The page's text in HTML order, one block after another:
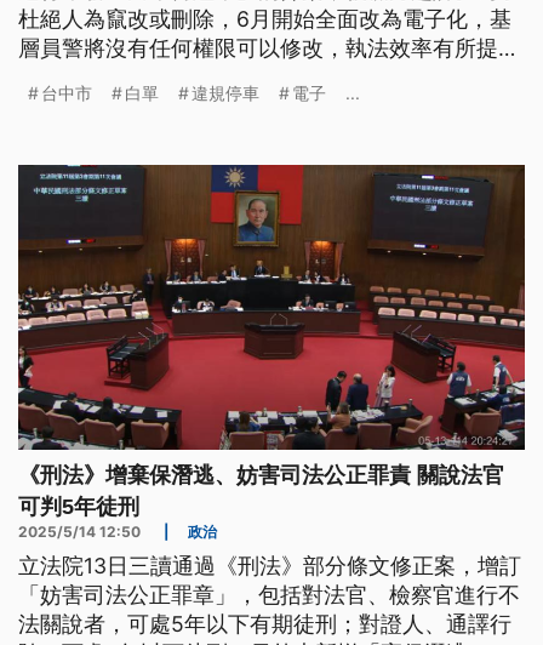
杜絕人為竄改或刪除，6月開始全面改為電子化，基
層員警將沒有任何權限可以修改，執法效率有所提
台中市 白單 違規停車 電子 ...
《刑法》增棄保潛逃、妨害司法公正罪責 關說法官
可判5年徒刑
2025/5/14 12:50 政治
立法院13日三讀通過《刑法》部分條文修正案，增訂
「妨害司法公正罪章」，包括對法官、檢察官進行不
法關說者，可處5年以下有期徒刑；對證人、通譯行